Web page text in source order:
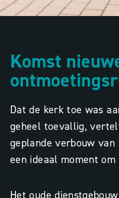
Komst
Dat de kerk toe was
geheel toevallig,
geplande verbouw
een ideaal moment
Het oude